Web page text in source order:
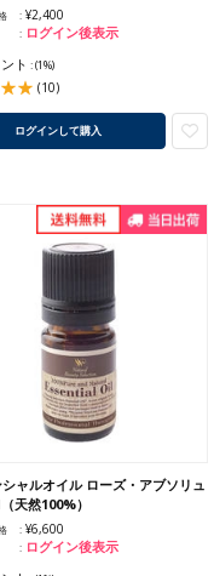
¥2,400
ログイン後表示
ト :(1%)
(10)
ログインして購入
ャルオイル ローズ・アブソリュ
天然100%）
¥6,600
ログイン後表示